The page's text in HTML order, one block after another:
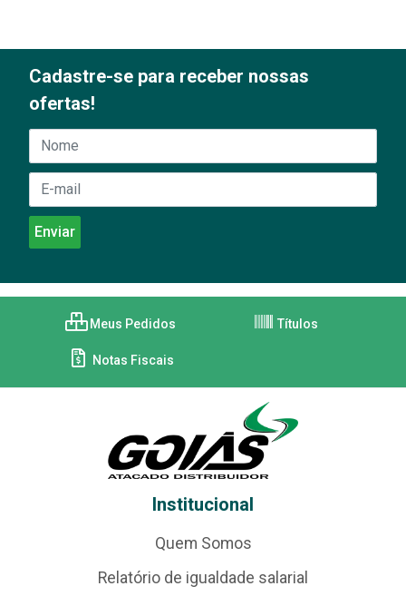
Cadastre-se para receber nossas
ofertas!
Meus Pedidos Títulos
Notas Fiscais
Institucional
Quem Somos
Relatório de igualdade salarial